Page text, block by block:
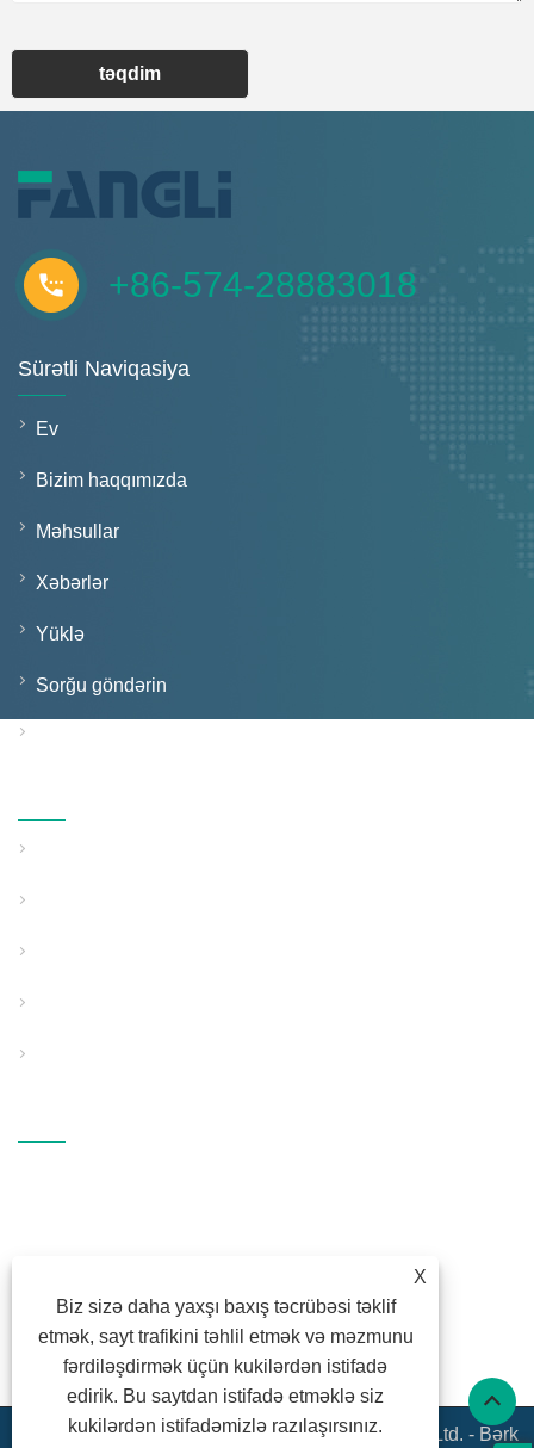
təqdim
X
Biz sizə daha yaxşı baxış təcrübəsi təklif
etmək, sayt trafikini təhlil etmək və məzmunu
fərdiləşdirmək üçün kukilərdən istifadə
edirik. Bu saytdan istifadə etməklə siz
kukilərdən istifadəmizlə razılaşırsınız.
+86-574-28883018
Sürətli Naviqasiya
Ev
Bizim haqqımızda
Məhsullar
Xəbərlər
Yüklə
Sorğu göndərin
E-POÇT:fl@fangli.com
FAKS: +86-574-28883018
+86-574-28883018
Copyright © 2020 Ningbo Fangli Technology Co., Ltd. - Bərk